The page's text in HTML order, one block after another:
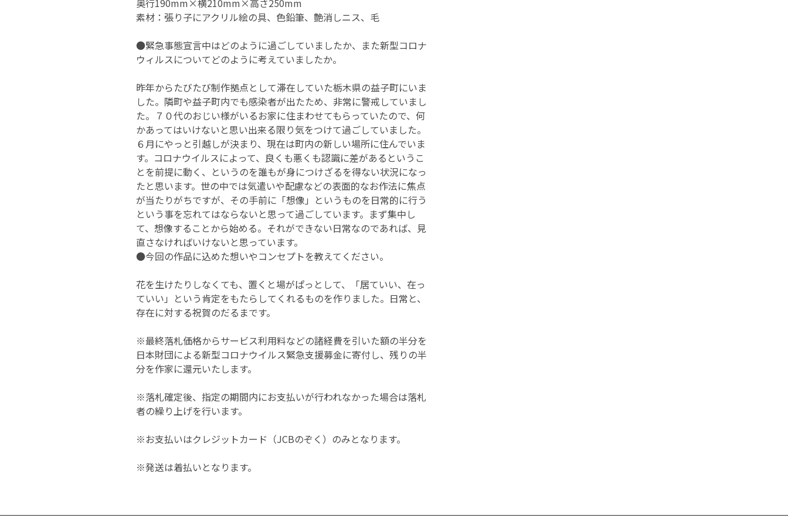
奥行190mm×横210mm×高さ250mm
素材：張り子にアクリル絵の具、色鉛筆、艶消しニス、毛
●緊急事態宣言中はどのように過ごしていましたか、また新型コロナ
ウィルスについてどのように考えていましたか。
昨年からたびたび制作拠点として滞在していた栃木県の益子町にいま
した。隣町や益子町内でも感染者が出たため、非常に警戒していまし
た。７０代のおじい様がいるお家に住まわせてもらっていたので、何
かあってはいけないと思い出来る限り気をつけて過ごしていました。
６月にやっと引越しが決まり、現在は町内の新しい場所に住んでいま
す。コロナウイルスによって、良くも悪くも認識に差があるというこ
とを前提に動く、というのを誰もが身につけざるを得ない状況になっ
たと思います。世の中では気遣いや配慮などの表面的なお作法に焦点
が当たりがちですが、その手前に「想像」というものを日常的に行う
という事を忘れてはならないと思って過ごしています。まず集中し
て、想像することから始める。それができない日常なのであれば、見
直さなければいけないと思っています。
●今回の作品に込めた想いやコンセプトを教えてください。
花を生けたりしなくても、置くと場がぱっとして、「居ていい、在っ
ていい」という肯定をもたらしてくれるものを作りました。日常と、
存在に対する祝賀のだるまです。
※最終落札価格からサービス利用料などの諸経費を引いた額の半分を
日本財団による新型コロナウイルス緊急支援募金に寄付し、残りの半
分を作家に還元いたします。
※落札確定後、指定の期間内にお支払いが行われなかった場合は落札
者の繰り上げを行います。
※お支払いはクレジットカード（JCBのぞく）のみとなります。
※発送は着払いとなります。